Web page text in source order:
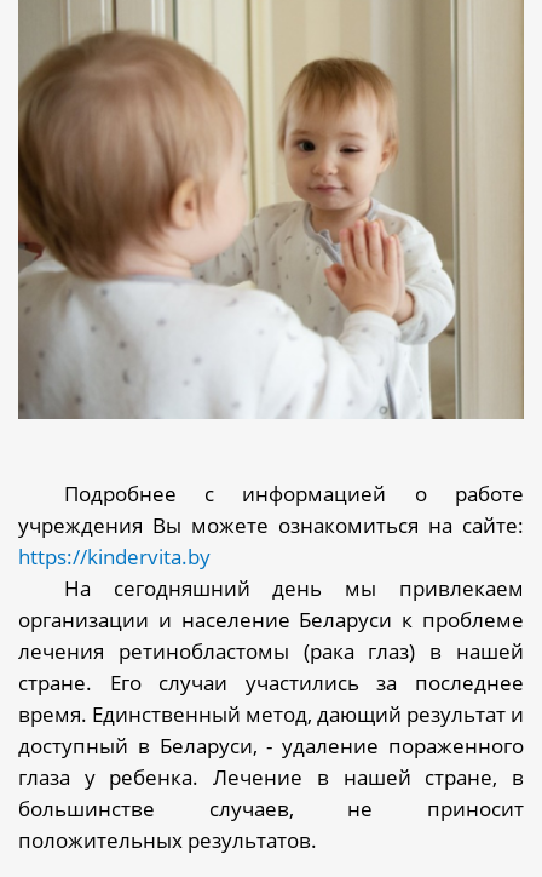
Подробнее с информацией о работе
учреждения Вы можете ознакомиться на сайте:
https://kindervita.by
На сегодняшний день мы привлекаем
организации и население Беларуси к проблеме
лечения ретинобластомы (рака глаз) в нашей
стране. Его случаи участились за последнее
время. Единственный метод, дающий результат и
доступный в Беларуси, - удаление пораженного
глаза у ребенка. Лечение в нашей стране, в
большинстве случаев, не приносит
положительных результатов.